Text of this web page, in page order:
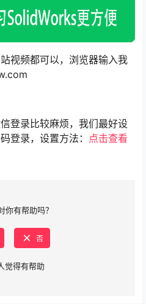
视频都可以，浏览器输入我
登录比较麻烦，我们最好设
登录，设置方法： 点击查看
你有帮助吗？
否
觉得有帮助